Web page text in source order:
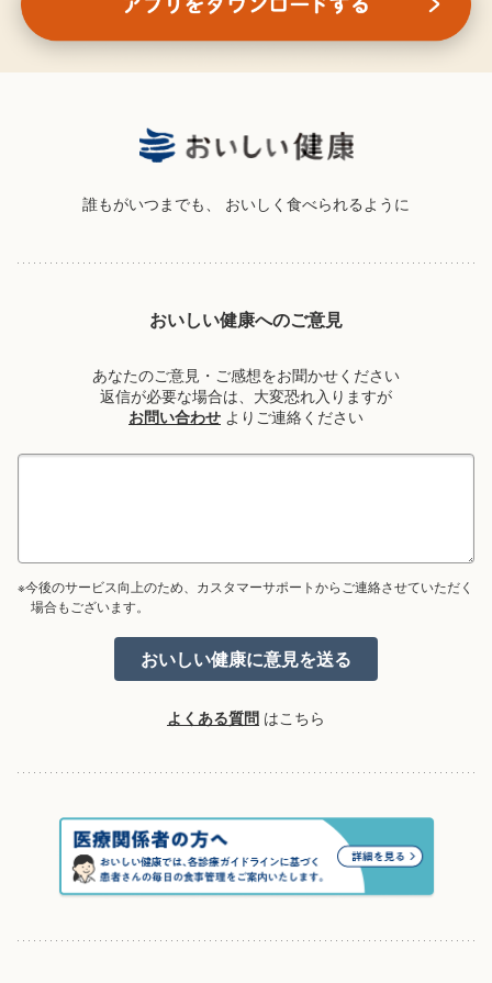
誰もがいつまでも、 おいしく食べられるように
おいしい健康へのご意見
あなたのご意見・ご感想をお聞かせください
返信が必要な場合は、大変恐れ入りますが
お問い合わせ よりご連絡ください
※今後のサービス向上のため、カスタマーサポートからご連絡させていただく
場合もございます。
よくある質問 はこちら